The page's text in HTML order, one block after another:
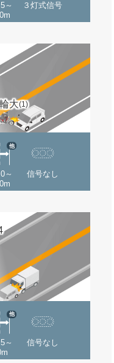
～
３灯式信号
大(1)
～
他
信号なし
～
他
信号なし